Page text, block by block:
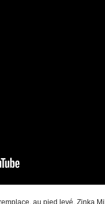
au pied levé, Zinka